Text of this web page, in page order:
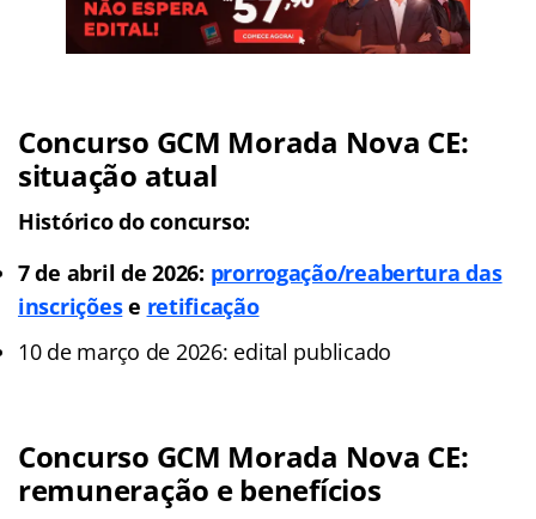
Concurso GCM Morada Nova CE:
situação atual
Histórico do concurso:
7 de abril de 2026: prorrogação/reabertura das
inscriçõese retificação
10 de março de 2026: edital publicado
Concurso GCM Morada Nova CE:
remuneração e benefícios